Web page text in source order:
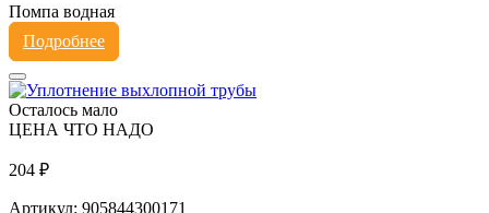
Помпа водная
Подробнее
Осталось мало
ЦЕНА ЧТО НАДО
204 ₽
Артикул: 905844300171